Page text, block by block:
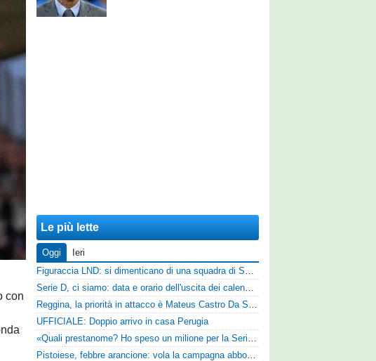
con
Le più lette
Oggi
Ieri
Figuraccia LND: si dimenticano di una squadra di Serie D, è da rifare il programma Coppa Italia
Serie D, ci siamo: data e orario dell'uscita dei calendari ufficiali
Reggina, la priorità in attacco è Mateus Castro Da Silva: ore decisive per la fumata bianca
UFFICIALE: Doppio arrivo in casa Perugia
«Quali prestanome? Ho speso un milione per la Serie D»: Bandecchi rompe il silenzio sul futuro della Ternana
Pistoiese, febbre arancione: vola la campagna abbonamenti, superata quota 750 tessere